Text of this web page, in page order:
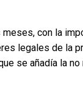
con la
legales de la
se añadía la